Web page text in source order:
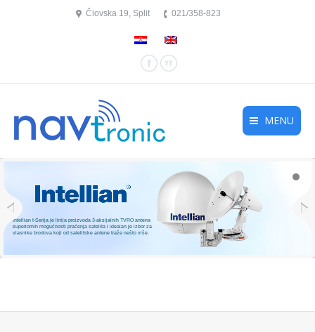
Čiovska 19, Split 021/358-823
FacebookYouTube
MENU
Intellian t-Serija je linija proizvoda 3-aksijalnih TVRO antena
superiornih mogućnosti praćenja satelita i idealan je izbor za
vlasnike brodova koji od satelitske antene traže nešto više.